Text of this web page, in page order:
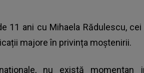
11 ani cu Mihaela Rădulescu,
majore în privința moștenirii.
nu există momentan